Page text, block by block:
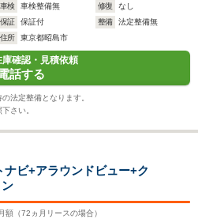
車検
車検整備無 修復
なし
保証
保証付 整備
法定整備無
住所
東京都昭島市
庫確認・見積依頼
話する
法定整備となります。
さい。
ビ+アラウンドビュー+ク
月額（72 ヵ月リースの場合）